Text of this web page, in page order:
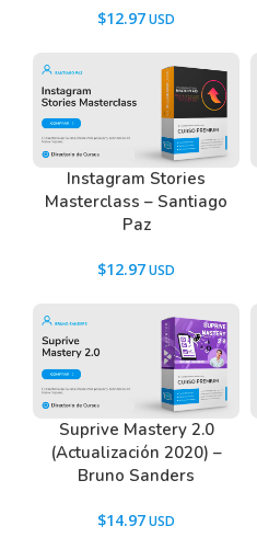
Tenemos un listado de
hacen nuestros usuarios
descargar los recursos
Ir a lasPreguntas
contactarnos usando el
$12.97
Instagram Stories
Masterclass – Santiago
Paz
$12.97
Suprive Mastery 2.0
(Actualización 2020) –
Bruno Sanders
$14.97